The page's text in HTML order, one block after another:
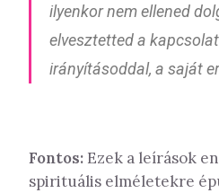
ilyenkor nem ellened
elvesztetted a
irányításoddal, a saját
Fontos: Ezek a leírások
spirituális elméletekre